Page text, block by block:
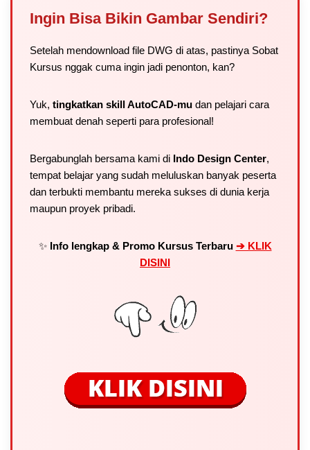
Ingin Bisa Bikin Gambar Sendiri?
Setelah mendownload file DWG di atas, pastinya Sobat
Kursus nggak cuma ingin jadi penonton, kan?
Yuk, tingkatkan skill AutoCAD-mu dan pelajari cara
membuat denah seperti para profesional!
Bergabunglah bersama kami di Indo Design Center,
tempat belajar yang sudah meluluskan banyak peserta
dan terbukti membantu mereka sukses di dunia kerja
maupun proyek pribadi.
✨ Info lengkap & Promo Kursus Terbaru ➔ KLIK
DISINI